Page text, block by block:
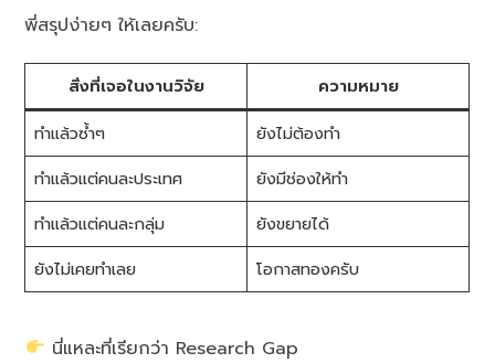
พี่สรุปง่ายๆ ให้เลยครับ:
สิ่งที่เจอในงานวิจัย
ความหมาย
ทำแล้วซ้ำๆ
ยังไม่ต้องทำ
ทำแล้วแต่คนละประเทศ
ยังมีช่องให้ทำ
ทำแล้วแต่คนละกลุ่ม
ยังขยายได้
ยังไม่เคยทำเลย
โอกาสทองครับ
นี่แหละที่เรียกว่า Research Gap